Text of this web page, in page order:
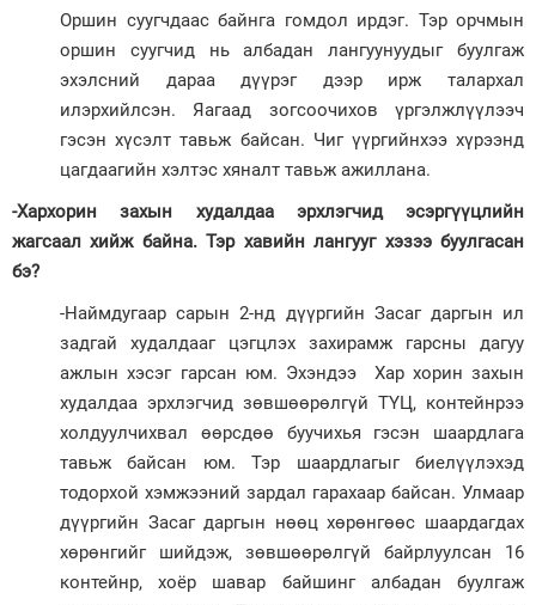
Оршин суугчдаас байнга гомдол ирдэг. Тэр орчмын
оршин суугчид нь албадан лангуунуудыг буулгаж
эхэлсний дараа дүүрэг дээр ирж талархал
илэрхийлсэн. Яагаад зогсоочихов үргэлжлүүлээч
гэсэн хүсэлт тавьж байсан. Чиг үүргийнхээ хүрээнд
цагдаагийн хэлтэс хяналт тавьж ажиллана.
-Хархорин захын худалдаа эрхлэгчид эсэргүүцлийн
жагсаал хийж байна. Тэр хавийн лангууг хэзээ буулгасан
бэ?
-Наймдугаар сарын 2-нд дүүргийн Засаг даргын ил
задгай худалдааг цэгцлэх захирамж гарсны дагуу
ажлын хэсэг гарсан юм. Эхэндээ Хар хорин захын
худалдаа эрхлэгчид зөвшөөрөлгүй ТҮЦ, контейнрээ
холдуулчихвал өөрсдөө буучихья гэсэн шаардлага
тавьж байсан юм. Тэр шаардлагыг биелүүлэхэд
тодорхой хэмжээний зардал гарахаар байсан. Улмаар
дүүргийн Засаг даргын нөөц хөрөнгөөс шаардагдах
хөрөнгийг шийдэж, зөвшөөрөлгүй байрлуулсан 16
контейнр, хоёр шавар байшинг албадан буулгаж